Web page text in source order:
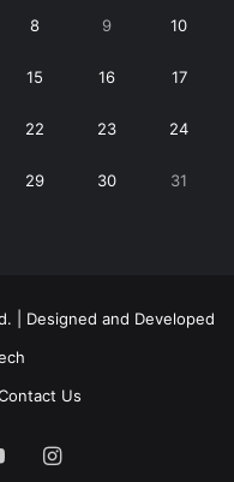
8 9 10
15 16 17
22 23 24
29 30 31
| Designed and Developed
Us
YouTubeInstagram